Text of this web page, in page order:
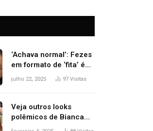
‘Achava normal’: Fezes
em formato de ‘fita’ é
um dos alertas para
Gil
julho 22, 2025 97 Visitas
Veja outros looks
polêmicos de Bianca
Censori, esposa de